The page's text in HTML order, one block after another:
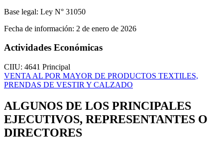
Base legal: Ley N° 31050
Fecha de información: 2 de enero de 2026
Actividades Económicas
CIIU: 4641 Principal
VENTA AL POR MAYOR DE PRODUCTOS TEXTILES,
PRENDAS DE VESTIR Y CALZADO
ALGUNOS DE LOS PRINCIPALES
EJECUTIVOS, REPRESENTANTES O
DIRECTORES